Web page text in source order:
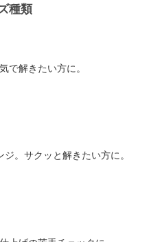
種類
で解きたい方に。
。サクッと解きたい方に。